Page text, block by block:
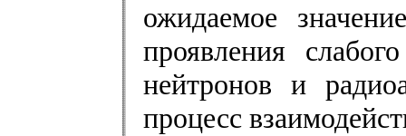
ожидаемое
проявления
нейтронов и
процесс